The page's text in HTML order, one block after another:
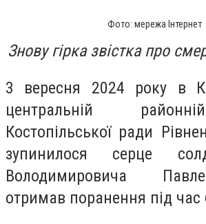
Фото: мережа Інтернет
Знову гірка звістка про
3 вересня 2024 року в
центральній
Костопільської ради
зупинилося серце
Володимировича
отримав поранення під час